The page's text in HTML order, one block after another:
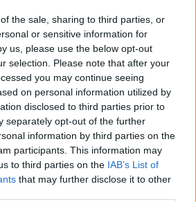
the sale, sharing to third parties, or
or sensitive information for
us, please use the below opt-out
selection. Please note that after your
you may continue seeing
on personal information utilized by
disclosed to third parties prior to
separately opt-out of the further
information by third parties on the
participants. This information may
to third parties on the IAB’s List of
that may further disclose it to other